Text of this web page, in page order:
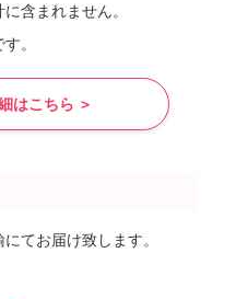
含まれません。
。
はこちら ＞
てお届け致します。